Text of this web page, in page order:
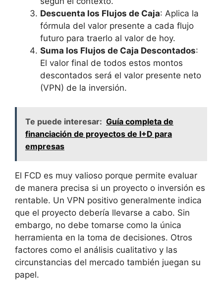
Descuenta los Flujos de Caja: Aplica la
fórmula del valor presente a cada flujo
futuro para traerlo al valor de hoy.
Suma los Flujos de Caja Descontados:
El valor final de todos estos montos
descontados será el valor presente neto
(VPN) de la inversión.
Te puede interesar: Guía completa de
financiación de proyectos de I+D para
empresas
El FCD es muy valioso porque permite evaluar
de manera precisa si un proyecto o inversión es
rentable. Un VPN positivo generalmente indica
que el proyecto debería llevarse a cabo. Sin
embargo, no debe tomarse como la única
herramienta en la toma de decisiones. Otros
factores como el análisis cualitativo y las
circunstancias del mercado también juegan su
papel.